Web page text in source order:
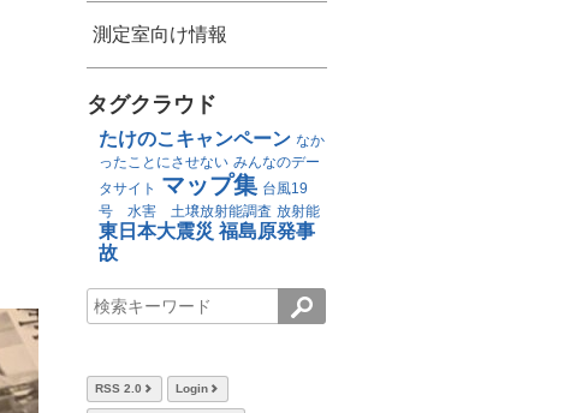
測定室向け情報
タグクラウド
たけのこキャンペーン なか
ったことにさせない みんなのデー
タサイト マップ集 台風19
号 水害 土壌放射能調査 放射能
東日本大震災 福島原発事
故
RSS 2.0 Login